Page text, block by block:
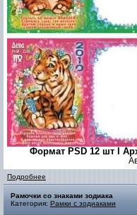
Формат PSD 12 шт l
Подробнее
Рамочки со знаками зодиака
Категория: Рамки с зодиаками